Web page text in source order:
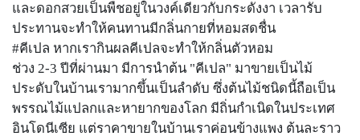
และดอกสวยเป็นพืชอยู่ในวงค์เดียวกับกระดังงา เวลารับ
ประทานจะทำให้คนทานมีกลิ่นกายที่หอมสดชื่น
#คีเปล หากเรากินผลคีเปลจะทำให้กลิ่นตัวหอม
ช่วง 2-3 ปีที่ผ่านมา มีการนำต้น "คีเปล" มาขายเป็นไม้
ประดับในบ้านเรามากขึ้นเป็นลำดับ ซึ่งต้นไม้ชนิดนี้ถือเป็น
พรรณไม้แปลกและหายากของโลก มีถิ่นกำเนิดในประเทศ
อินโดนีเซีย แต่ราคาขายในบ้านเราค่อนข้างแพง ต้นละราว